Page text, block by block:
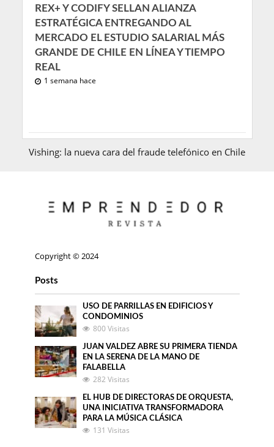
REX+ Y CODIFY SELLAN ALIANZA
ESTRATÉGICA ENTREGANDO AL
MERCADO EL ESTUDIO SALARIAL MÁS
GRANDE DE CHILE EN LÍNEA Y TIEMPO
REAL
1 semana hace
Vishing: la nueva cara del fraude telefónico en Chile
Copyright © 2024
Posts
USO DE PARRILLAS EN EDIFICIOS Y
CONDOMINIOS
800 Visitas
JUAN VALDEZ ABRE SU PRIMERA TIENDA
EN LA SERENA DE LA MANO DE
FALABELLA
282 Visitas
EL HUB DE DIRECTORAS DE ORQUESTA,
UNA INICIATIVA TRANSFORMADORA
PARA LA MÚSICA CLÁSICA
131 Visitas